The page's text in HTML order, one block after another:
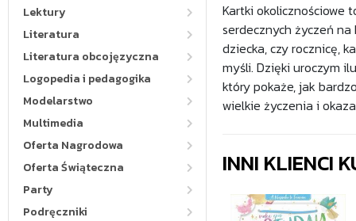
Lektury
Literatura
Literatura obcojęzyczna
Logopedia i pedagogika
Modelarstwo
Multimedia
Oferta Nagrodowa
Oferta Świąteczna
Party
Podręczniki
Kartki okolicznościowe
serdecznych życzeń
dziecka, czy rocznicę,
myśli. Dzięki uroczym
który pokaże, jak
wielkie życzenia i
INNI KLIENCI